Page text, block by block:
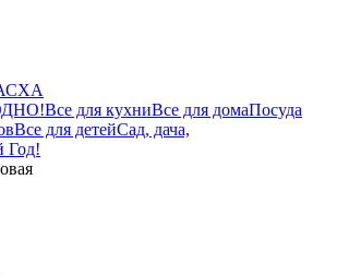
Все для кухниВсе для домаПосуда
Все для детейСад, дача,
Год!